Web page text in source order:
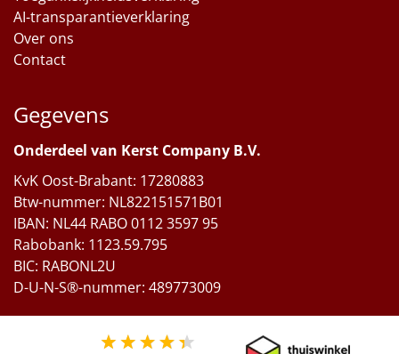
AI-transparantieverklaring
Over ons
Contact
Gegevens
Onderdeel van Kerst Company B.V.
KvK Oost-Brabant: 17280883
Btw-nummer: NL822151571B01
IBAN: NL44 RABO 0112 3597 95
Rabobank: 1123.59.795
BIC: RABONL2U
D-U-N-S®-nummer: 489773009